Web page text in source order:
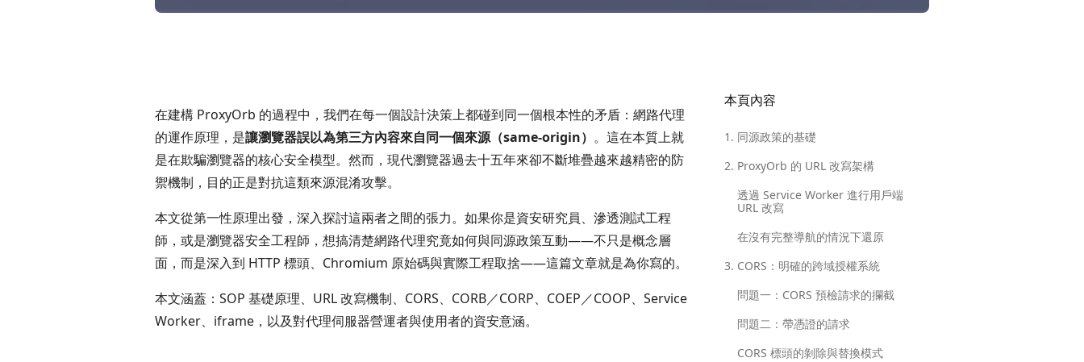
在建構 ProxyOrb 的過程中，我們在每一個設計決策上都碰到同一個根本性的矛盾：網路代理
的運作原理，是讓瀏覽器誤以為第三方內容來自同一個來源（same-origin） 。這在本質上就
是在欺騙瀏覽器的核心安全模型。然而，現代瀏覽器過去十五年來卻不斷堆疊越來越精密的防
禦機制，目的正是對抗這類來源混淆攻擊。
本文從第一性原理出發，深入探討這兩者之間的張力。如果你是資安研究員、滲透測試工程
師，或是瀏覽器安全工程師，想搞清楚網路代理究竟如何與同源政策互動——不只是概念層
面，而是深入到 HTTP 標頭、Chromium 原始碼與實際工程取捨——這篇文章就是為你寫的。
本文涵蓋：SOP 基礎原理、URL 改寫機制、CORS、CORB／CORP、COEP／COOP、Service
Worker、iframe，以及對代理伺服器營運者與使用者的資安意涵。
本頁內容
1. 同源政策的基礎
2. ProxyOrb 的 URL 改寫架構
透過 Service Worker 進行用戶端
URL 改寫
在沒有完整導航的情況下還原
3. CORS：明確的跨域授權系統
問題一：CORS 預檢請求的攔截
問題二：帶憑證的請求
CORS 標頭的剝除與替換模式